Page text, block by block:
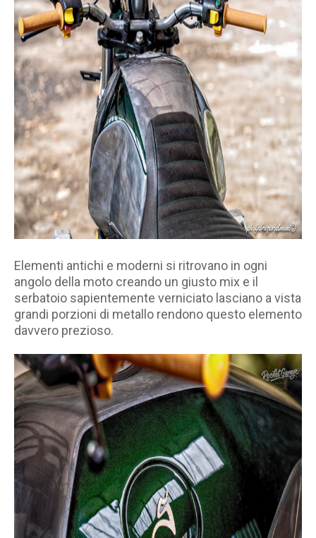
Elementi antichi e moderni si ritrovano in ogni
angolo della moto creando un giusto mix e il
serbatoio sapientemente verniciato lasciano a vista
grandi porzioni di metallo rendono questo elemento
davvero prezioso.